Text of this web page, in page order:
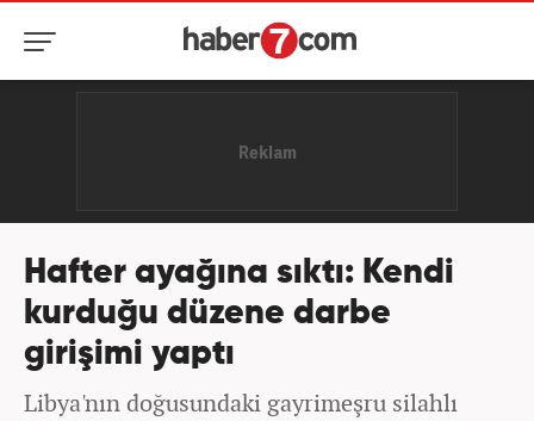
Hafter ayağına sıktı: Kendi
kurduğu düzene darbe
girişimi yaptı
Libya'nın doğusundaki gayrimeşru silahlı